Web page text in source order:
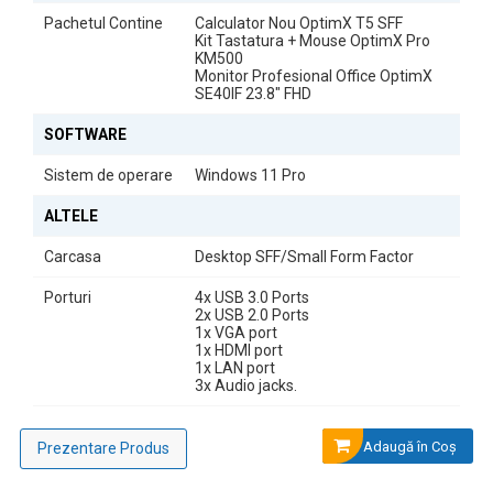
Monitor 24” FHD IPS LED – Claritate și Confort Vizual
Monitorul de 24” FHD IPS LED oferă imagini clare, culori naturale și
confortabilă pe termen lung.
Pachetul Contine
Calculator Nou OptimX T5 SFF
Kit Tastatura + Mouse OptimX Pro
KM500
Monitor Profesional Office OptimX
SE40IF 23.8" FHD
SOFTWARE
Sistem de operare Windows 11 Pro
ALTELE
Carcasa Desktop SFF/Small Form Factor
Porturi
4x USB 3.0 Ports
2x USB 2.0 Ports
1x VGA port
1x HDMI port
1x LAN port
3x Audio jacks.
Prezentare Produs Adaugă în Coş